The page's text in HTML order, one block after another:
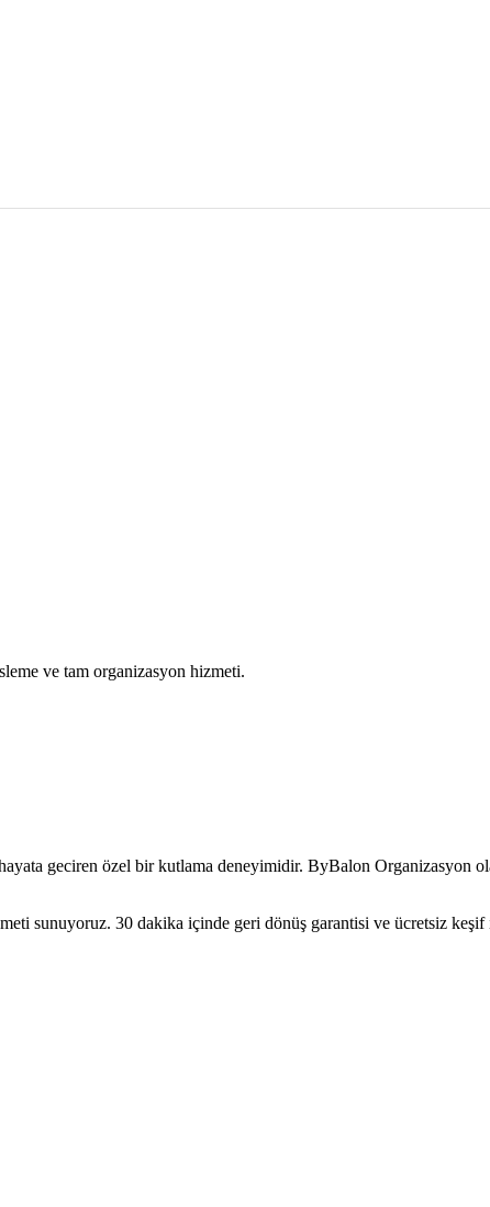
ve tam organizasyon hizmeti.
geciren özel bir kutlama deneyimidir. ByBalon Organizasyon
sunuyoruz. 30 dakika içinde geri dönüş garantisi ve ücretsiz